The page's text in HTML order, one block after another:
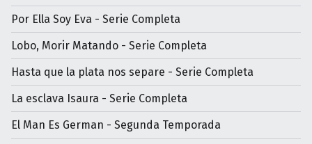
Por Ella Soy Eva - Serie Completa
Lobo, Morir Matando - Serie Completa
Hasta que la plata nos separe - Serie Completa
La esclava Isaura - Serie Completa
El Man Es German - Segunda Temporada